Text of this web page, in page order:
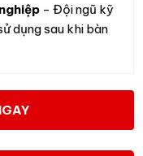
- Đội ngũ kỹ
dụng sau khi bàn